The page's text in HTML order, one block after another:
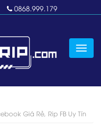
0868.999.179
Giá Rẻ, Rip FB Uy Tín